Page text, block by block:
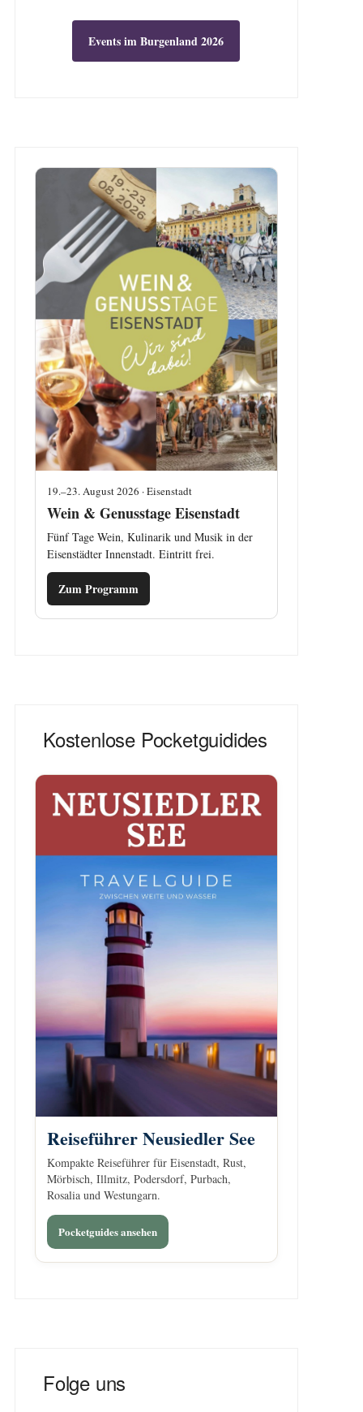
Events im Burgenland 2026
19.–23. August 2026 · Eisenstadt
Wein & Genusstage Eisenstadt
Fünf Tage Wein, Kulinarik und Musik in der
Eisenstädter Innenstadt. Eintritt frei.
Zum Programm
Kostenlose Pocketguidides
Reiseführer Neusiedler See
Kompakte Reiseführer für Eisenstadt, Rust,
Mörbisch, Illmitz, Podersdorf, Purbach,
Rosalia und Westungarn.
Pocketguides ansehen
Folge uns